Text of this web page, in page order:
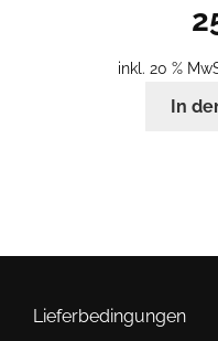
inkl. 20 %
In
Lieferbedingungen